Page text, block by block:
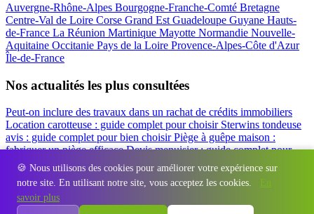
🍪 Nous utilisons des cookies pour améliorer votre expérience sur
notre site. En utilisant notre site, vous acceptez les cookies.
En
savoir plus
Auvergne-Rhône-Alpes Bourgogne-Franche-Comté Bretagne
Centre-Val de Loire Corse Grand Est Guadeloupe Guyane Hauts-
de-France La Réunion Martinique Mayotte Normandie Nouvelle-
Aquitaine Occitanie Pays de la Loire Provence-Alpes-Côte d'Azur
Île-de-France
Nos actualités les plus consultées
Peut-on inclure des travaux dans un rachat de crédits immobiliers
Location carotteuse : guide complet pour choisir Sterwins tondeuse
avis : guide complet pour bien choisirPiège à guêpe maison :
fabriquer un piège efficaceDevis menuisier : guide complet pour
obtenir le meilleur prix
Simulation rachat de crédit : regrouper prêt
travaux et crédits
Régions - Départements - Villes - Entreprises - Marques Contact
Espace presse